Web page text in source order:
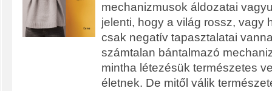
mechanizmusok áldozatai
jelenti, hogy a világ rossz, vagy
csak negatív tapasztalatai
számtalan bántalmazó
mintha létezésük természetes
életnek. De mitől válik